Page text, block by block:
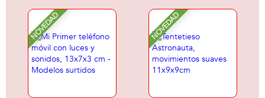
NOVEDAD NOVEDAD